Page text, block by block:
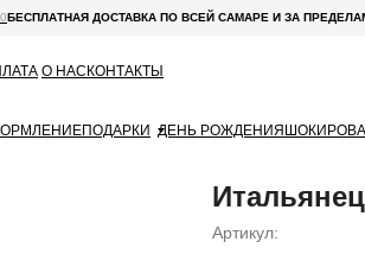
БЕСПЛАТНАЯ ДОСТАВКА ПО ВСЕЙ САМАРЕ И ЗА
О НАСКОНТАКТЫ
ПОДАРКИ ДЕНЬ РОЖДЕНИЯ
Итальянец
Артикул: